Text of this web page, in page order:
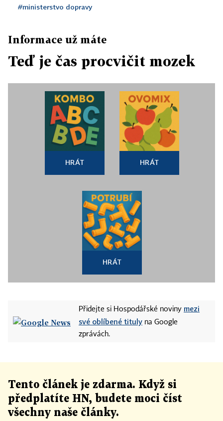
#ministerstvo dopravy
Informace už máte
Teď je čas procvičit mozek
HRÁT HRÁT
HRÁT
Přidejte si Hospodářské noviny mezi
své oblíbené tituly na Google
zprávách.
Tento článek je zdarma. Když si
předplatíte HN, budete moci číst
všechny naše články.